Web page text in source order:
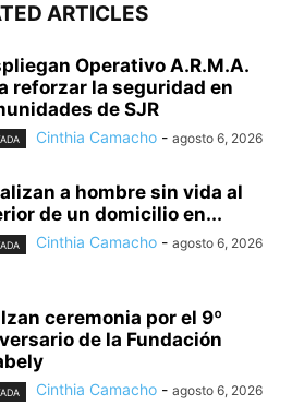
ARTICLES
Operativo A.R.M.A.
reforzar la seguridad en
de SJR
Cinthia Camacho - agosto 6, 2026
a hombre sin vida al
de un domicilio en...
Cinthia Camacho - agosto 6, 2026
ceremonia por el 9º
de la Fundación
Cinthia Camacho - agosto 6, 2026